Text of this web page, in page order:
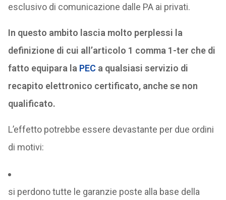
esclusivo di comunicazione dalle PA ai privati.
In questo ambito lascia molto perplessi la
definizione di cui all’articolo 1 comma 1-ter che di
fatto equipara la PEC a qualsiasi servizio di
recapito elettronico certificato, anche se non
qualificato.
L’effetto potrebbe essere devastante per due ordini
di motivi:
si perdono tutte le garanzie poste alla base della